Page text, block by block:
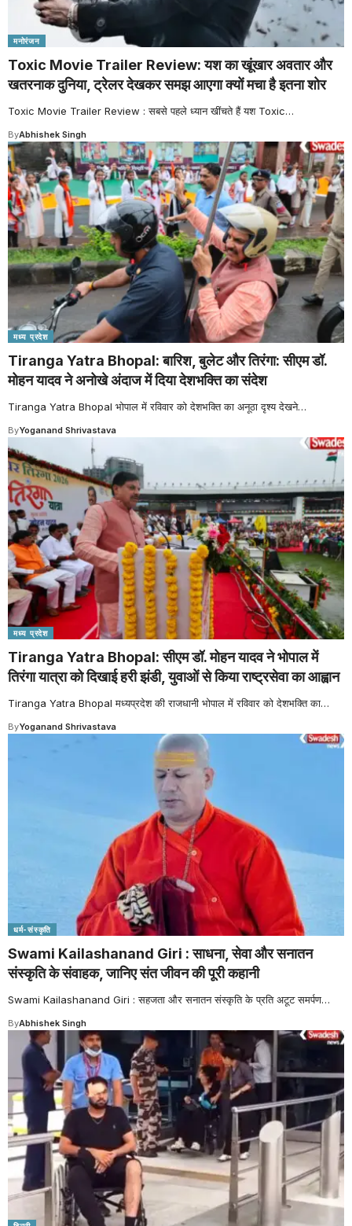
मनोरंजन
Toxic Movie Trailer Review: यश का खूंखार अवतार और
खतरनाक दुनिया, ट्रेलर देखकर समझ आएगा क्यों मचा है इतना शोर
Toxic Movie Trailer Review : सबसे पहले ध्यान खींचते हैं यश Toxic…
ByAbhishek Singh
मध्य प्रदेश
Tiranga Yatra Bhopal: बारिश, बुलेट और तिरंगा: सीएम डॉ.
मोहन यादव ने अनोखे अंदाज में दिया देशभक्ति का संदेश
Tiranga Yatra Bhopal भोपाल में रविवार को देशभक्ति का अनूठा दृश्य देखने…
ByYoganand Shrivastava
मध्य प्रदेश
Tiranga Yatra Bhopal: सीएम डॉ. मोहन यादव ने भोपाल में
तिरंगा यात्रा को दिखाई हरी झंडी, युवाओं से किया राष्ट्रसेवा का आह्वान
Tiranga Yatra Bhopal मध्यप्रदेश की राजधानी भोपाल में रविवार को देशभक्ति का…
ByYoganand Shrivastava
धर्म-संस्कृति
Swami Kailashanand Giri : साधना, सेवा और सनातन
संस्कृति के संवाहक, जानिए संत जीवन की पूरी कहानी
Swami Kailashanand Giri : सहजता और सनातन संस्कृति के प्रति अटूट समर्पण…
ByAbhishek Singh